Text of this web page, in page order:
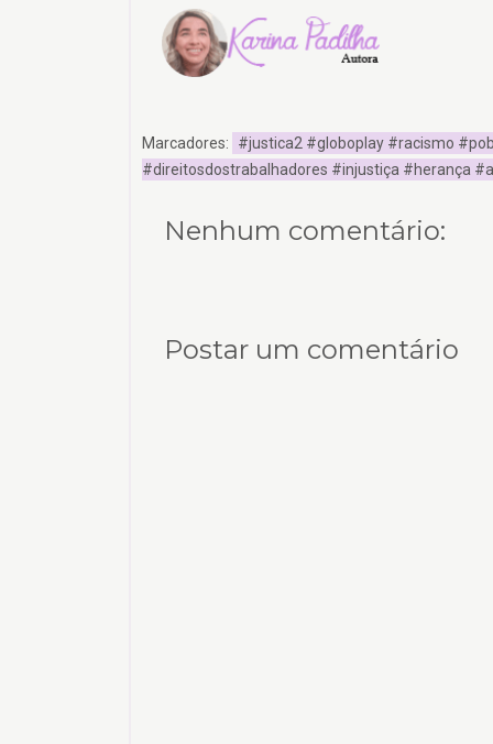
Marcadores:
#justica2 #globoplay #racismo
#direitosdostrabalhadores #injustiça #herança
Nenhum comentário:
Postar um comentário